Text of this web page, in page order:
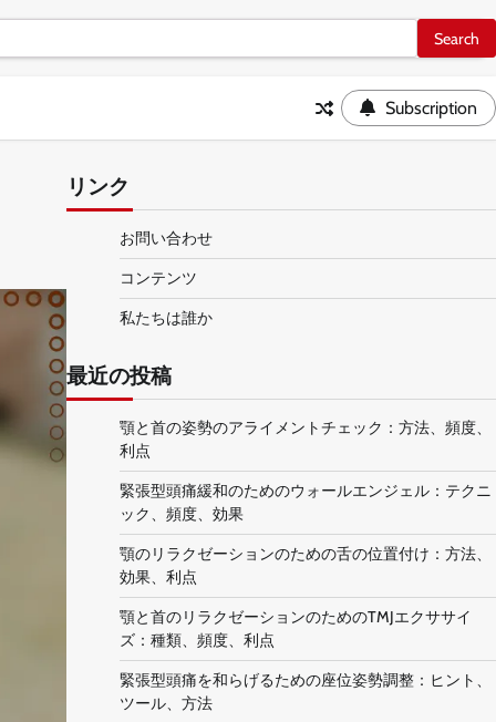
Subscription
リンク
お問い合わせ
コンテンツ
私たちは誰か
最近の投稿
顎と首の姿勢のアライメントチェック：方法、頻度、
利点
緊張型頭痛緩和のためのウォールエンジェル：テクニ
ック、頻度、効果
顎のリラクゼーションのための舌の位置付け：方法、
効果、利点
顎と首のリラクゼーションのためのTMJエクササイ
ズ：種類、頻度、利点
緊張型頭痛を和らげるための座位姿勢調整：ヒント、
ツール、方法